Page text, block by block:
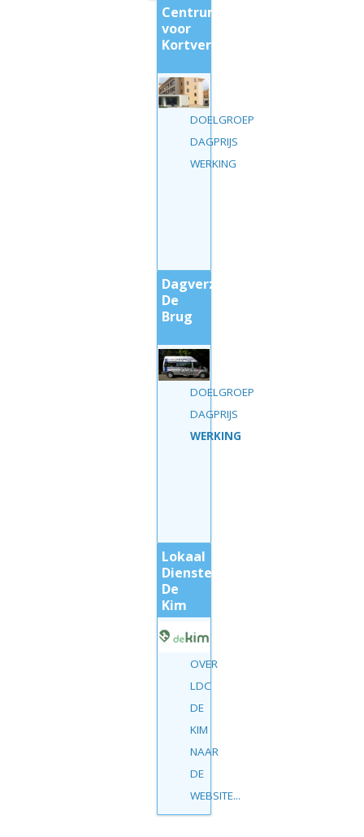
Centrum
voor
Kortverblijf
DOELGROEP
DAGPRIJS
WERKING
Dagverzorgingscentrum
De
Brug
DOELGROEP
DAGPRIJS
WERKING
Lokaal
Dienstencentrum
De
Kim
OVER
LDC
DE
KIM
NAAR
DE
WEBSITE...